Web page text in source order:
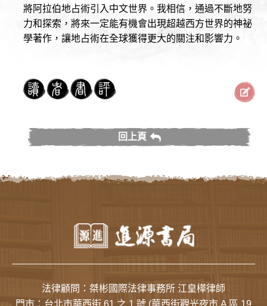
將阿拉伯地占術引入中文世界。我相信，通過不斷地努
力和探索，將來一定能有機會出現超越西方世界的神祕
學著作，讓地占術在全球獲得更大的關注和影響力。
回上頁
法律顧問：桀彬國際法律事務所 江皇樺律師